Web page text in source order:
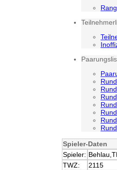
Spieler-Daten
Spieler:
TWZ:
2115